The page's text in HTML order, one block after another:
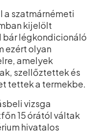
a szatmárnémeti
kijelölt
bár légkondicionáló
ezért olyan
amelyek
szellőztettek és
tettek a termekbe.
vizsga
15 órától váltak
hivatalos